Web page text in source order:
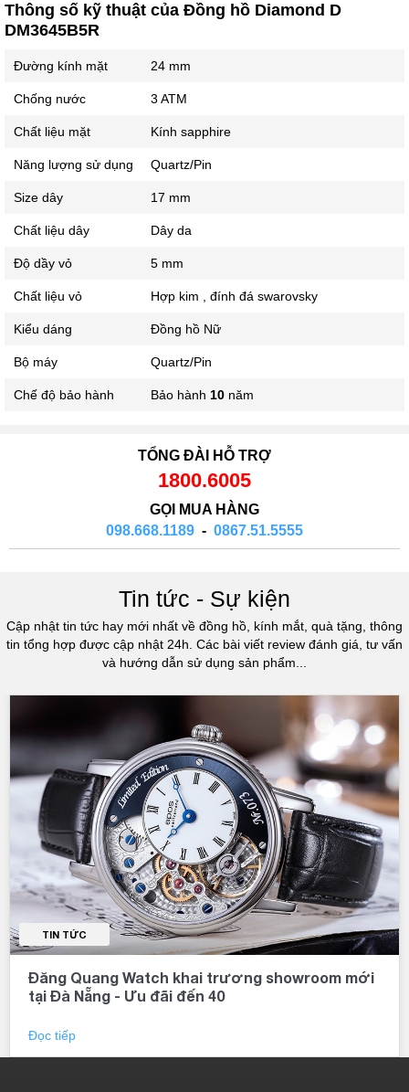
Thông số kỹ thuật của Đồng hồ Diamond D
DM3645B5R
Đường kính mặt 24 mm
Chống nước 3 ATM
Chất liệu mặt Kính sapphire
Năng lượng sử dụng Quartz/Pin
Size dây 17 mm
Chất liệu dây Dây da
Độ dầy vỏ 5 mm
Chất liệu vỏ Hợp kim , đính đá swarovsky
Kiểu dáng Đồng hồ Nữ
Bộ máy Quartz/Pin
Chế độ bảo hành Bảo hành 10 năm
TỔNG ĐÀI HỖ TRỢ
1800.6005
GỌI MUA HÀNG
098.668.1189 - 0867.51.5555
Tin tức - Sự kiện
Cập nhật tin tức hay mới nhất về đồng hồ, kính mắt, quà tặng, thông
tin tổng hợp được cập nhật 24h. Các bài viết review đánh giá, tư vấn
và hướng dẫn sử dụng sản phẩm...
TIN TỨC
Đăng Quang Watch khai trương showroom mới
tại Đà Nẵng - Ưu đãi đến 40
Đọc tiếp